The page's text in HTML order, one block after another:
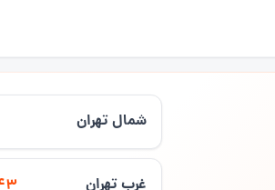
شمال تهران
غرب تهران